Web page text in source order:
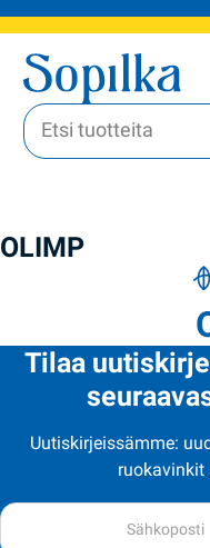
OLIMP
Tilaa
Uutiskirjeissämme:
ruokavinkit